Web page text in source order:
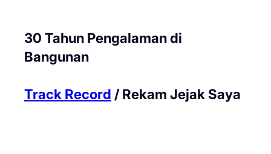
30 Tahun Pengalaman di
Bangunan
Track Record / Rekam Jejak Saya